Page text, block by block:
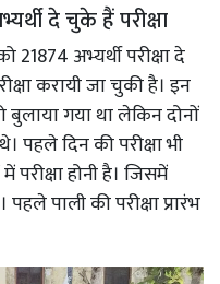
दे चुके हैं परीक्षा
अभ्यर्थी परीक्षा दे
करायी जा चुकी है। इन
बुलाया गया था‌ लेकिन दोनों
पहले दिन की परीक्षा भी
परीक्षा होनी है। जिसमें
पाली की परीक्षा प्रारंभ